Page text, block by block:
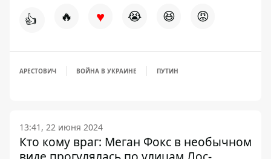
👍 🔥 ♥ 😭 😆 😡
АРЕСТОВИЧ ВОЙНА В УКРАИНЕ ПУТИН
13:41, 22 июня 2024
Кто кому враг: Меган Фокс в необычном